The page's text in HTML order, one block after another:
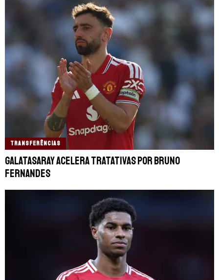
TRANSFERÊNCIAS
Galatasaray acelera tratativas por Bruno
Fernandes